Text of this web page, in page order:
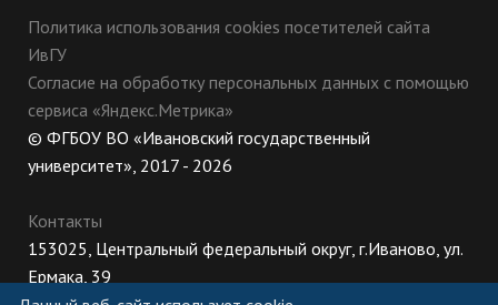
Политика использования cookies посетителей сайта
ИвГУ
Согласие на обработку персональных данных с помощью
сервиса «Яндекс.Метрика»
© ФГБОУ ВО «Ивановский государственный
университет», 2017 - 2026
Контакты
153025, Центральный федеральный округ, г.Иваново, ул.
Ермака, 39